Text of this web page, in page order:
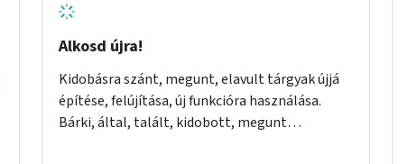
Alkosd újra!
Kidobásra szánt, megunt, elavult tárgyak újjá
építése, felújítása, új funkcióra használása.
Bárki, által, talált, kidobott, megunt